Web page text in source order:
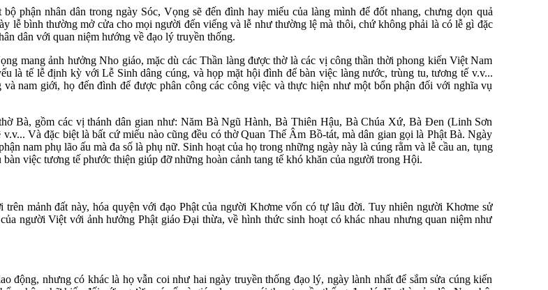
phận nhân dân trong ngày Sóc, Vọng sẽ đến đình hay miếu của làng mình để đốt nhang, chưng dọn quả
lễ bình thường mở cửa cho mọi người đến viếng và lễ như thường lệ mà thôi, chứ không phải là có lễ gì đặc
dân với quan niệm hướng về đạo lý truyền thống.
mang ảnh hưởng Nho giáo, mặc dù các Thần làng được thờ là các vị công thần thời phong kiến Việt Nam
là tế lễ định kỳ với Lễ Sinh dâng cúng, và họp mặt hội đình để bàn việc làng nước, trùng tu, tương tế v.v...
nam giới, họ đến đình để được phân công các công việc và thực hiện như một bổn phận đối với nghĩa vụ
Bà, gồm các vị thánh dân gian như: Năm Bà Ngũ Hành, Bà Thiên Hậu, Bà Chúa Xứ, Bà Đen (Linh Sơn
Và đặc biệt là bất cứ miếu nào cũng đều có thờ Quan Thế Âm Bồ-tát, mà dân gian gọi là Phật Bà. Ngày
nam phụ lão ấu mà đa số là phụ nữ. Sinh hoạt của họ trong những ngày này là cúng rằm và lễ cầu an, tụng
việc tương tế phước thiện giúp đỡ những hoàn cảnh tang tế khó khăn của người trong Hội.
mảnh đất này, hóa quyện với đạo Phật của người Khơme vốn có tự lâu đời. Tuy nhiên người Khơme sử
người Việt với ảnh hưởng Phật giáo Đại thừa, về hình thức sinh hoạt có khác nhau nhưng quan niệm như
động, nhưng có khác là họ vẫn coi như hai ngày truyền thống đạo lý, ngày lành nhất để sắm sửa cúng kiến